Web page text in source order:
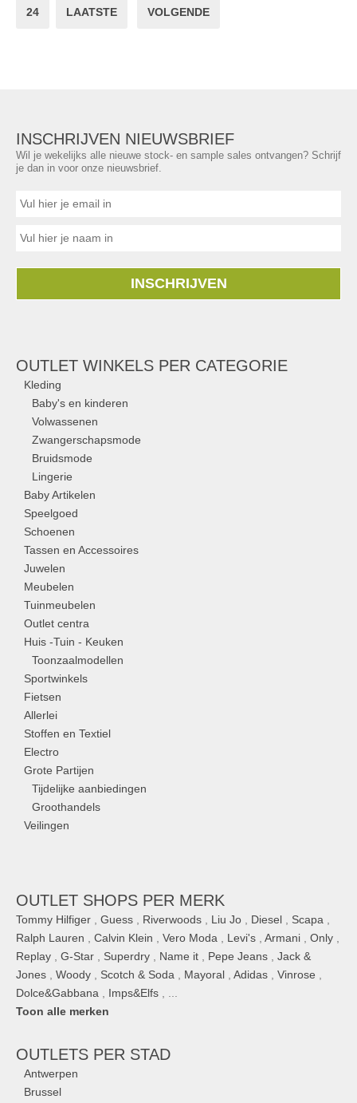
24 LAATSTE VOLGENDE
INSCHRIJVEN NIEUWSBRIEF
Wil je wekelijks alle nieuwe stock- en sample sales ontvangen? Schrijf
je dan in voor onze nieuwsbrief.
INSCHRIJVEN
OUTLET WINKELS PER CATEGORIE
Kleding
Baby's en kinderen
Volwassenen
Zwangerschapsmode
Bruidsmode
Lingerie
Baby Artikelen
Speelgoed
Schoenen
Tassen en Accessoires
Juwelen
Meubelen
Tuinmeubelen
Outlet centra
Huis -Tuin - Keuken
Toonzaalmodellen
Sportwinkels
Fietsen
Allerlei
Stoffen en Textiel
Electro
Grote Partijen
Tijdelijke aanbiedingen
Groothandels
Veilingen
OUTLET SHOPS PER MERK
Tommy Hilfiger Guess Riverwoods Liu Jo Diesel Scapa
Ralph Lauren
Calvin Klein Vero Moda Levi's Armani Only
Replay
G-Star Superdry Name it Pepe Jeans
Jack &
Jones
Woody Scotch & Soda Mayoral Adidas Vinrose
Dolce&Gabbana
Imps&Elfs
Toon alle merken
OUTLETS PER STAD
Antwerpen
Brussel